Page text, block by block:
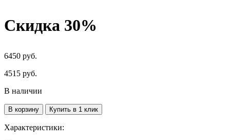
Скидка 30%
6450 руб.
4515 руб.
В наличии
В корзину Купить в 1 клик
Характеристики: